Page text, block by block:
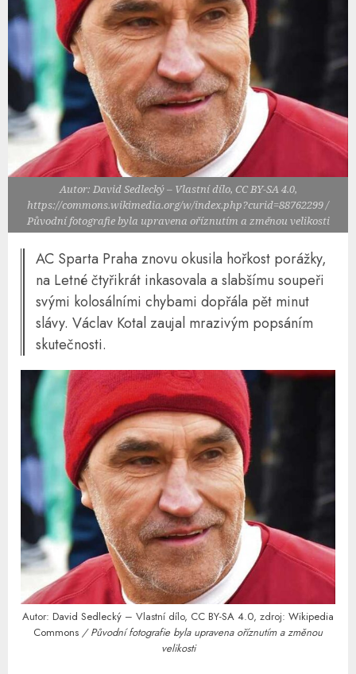
Autor: David Sedlecký – Vlastní dílo, CC BY-SA 4.0,
https://commons.wikimedia.org/w/index.php?curid=88762299 /
Původní fotografie byla upravena oříznutím a změnou velikosti
AC Sparta Praha znovu okusila hořkost porážky,
na Letné čtyřikrát inkasovala a slabšímu soupeři
svými kolosálními chybami dopřála pět minut
slávy. Václav Kotal zaujal mrazivým popsáním
skutečnosti.
Autor: David Sedlecký – Vlastní dílo, CC BY-SA 4.0, zdroj: Wikipedia
Commons / Původní fotografie byla upravena oříznutím a změnou
velikosti